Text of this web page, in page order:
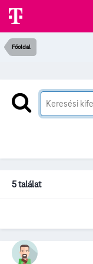
Főoldal
5 találat